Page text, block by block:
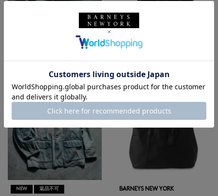
BARNEYS NEW YORK by ANC
NEW
BARNEYS NEW YORK
ロゴ入りPVC保冷トートバッ
¥6,600
NEW 返品不可
BARNEYS NEW YORK